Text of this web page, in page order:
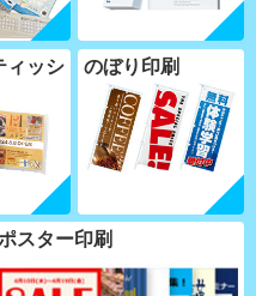
ィッシ
のぼり印刷
スター印刷